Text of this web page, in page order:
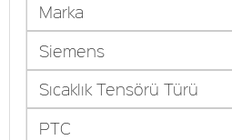
Marka
Siemens
Sıcaklık Tensörü Türü
PTC